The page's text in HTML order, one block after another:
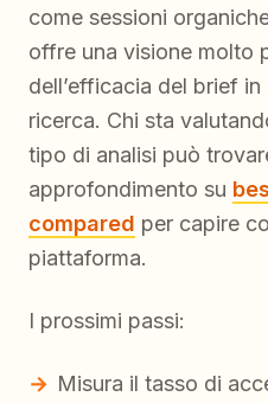
come sessioni
offre una visione molto
dell’efficacia del brief
ricerca. Chi sta
tipo di analisi può
approfondimento su
compared per capire
piattaforma.
I prossimi passi:
Misura il tasso di